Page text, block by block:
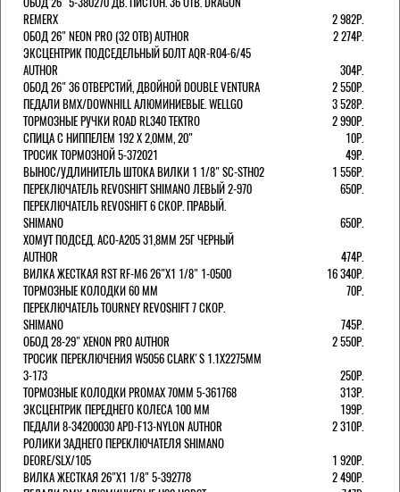
REMERX
2 982Р.
ОБОД 26" NEON PRO (32 ОТВ) AUTHOR
2 274Р.
ЭКСЦЕНТРИК ПОДСЕДЕЛЬНЫЙ БОЛТ AQR-R04-6/45
AUTHOR
304Р.
ОБОД 26" 36 ОТВЕРСТИЙ, ДВОЙНОЙ DOUBLE VENTURA
2 550Р.
ПЕДАЛИ BMX/DOWNHILL АЛЮМИНИЕВЫЕ. WELLGO
3 528Р.
ТОРМОЗНЫЕ РУЧКИ ROAD RL340 TEKTRO
2 990Р.
СПИЦА С НИППЕЛЕМ 192 Х 2,0ММ, 20"
10Р.
ТРОСИК ТОРМОЗНОЙ 5-372021
49Р.
ВЫНОС/УДЛИНИТЕЛЬ ШТОКА ВИЛКИ 1 1/8" SC-STH02
1 556Р.
ПЕРЕКЛЮЧАТЕЛЬ REVOSHIFT SHIMANO ЛЕВЫЙ 2-970
650Р.
ПЕРЕКЛЮЧАТЕЛЬ REVOSHIFT 6 СКОР. ПРАВЫЙ.
SHIMANO
650Р.
ХОМУТ ПОДСЕД. ACO-A205 31,8ММ 25Г ЧЕРНЫЙ
AUTHOR
474Р.
ВИЛКА ЖЕСТКАЯ RST RF-M6 26"Х1 1/8" 1-0500
16 340Р.
ТОРМОЗНЫЕ КОЛОДКИ 60 ММ
70Р.
ПЕРЕКЛЮЧАТЕЛЬ TOURNEY REVOSHIFT 7 СКОР.
SHIMANO
745Р.
ОБОД 28-29" XENON PRO AUTHOR
2 550Р.
ТРОСИК ПЕРЕКЛЮЧЕНИЯ W5056 CLARK'S 1.1Х2275ММ
3-173
250Р.
ТОРМОЗНЫЕ КОЛОДКИ PROMAX 70ММ 5-361768
313Р.
ЭКСЦЕНТРИК ПЕРЕДНЕГО КОЛЕСА 100 ММ
199Р.
ПЕДАЛИ 8-34200030 APD-F13-NYLON AUTHOR
2 310Р.
РОЛИКИ ЗАДНЕГО ПЕРЕКЛЮЧАТЕЛЯ SHIMANO
DEORE/SLX/105
1 920Р.
ВИЛКА ЖЕСТКАЯ 26"Х1 1/8" 5-392778
2 490Р.